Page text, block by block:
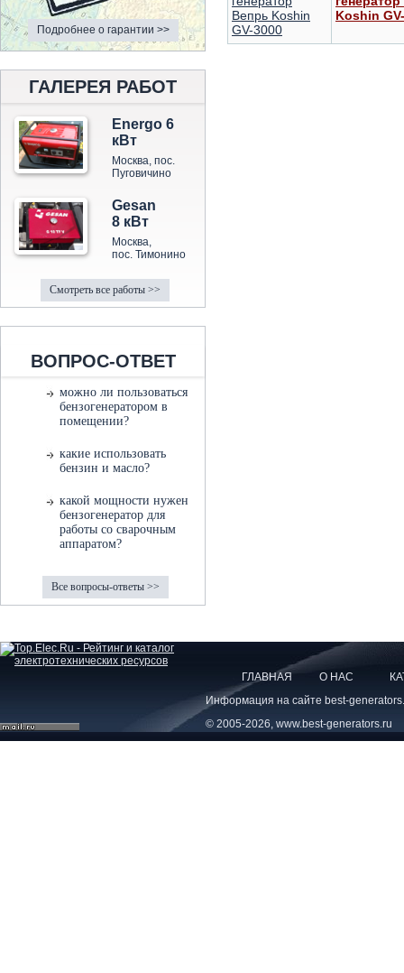
Подробнее о гарантии >>
ГАЛЕРЕЯ РАБОТ
Energo 6
кВт
Москва, пос.
Пуговичино
Gesan
8 кВт
Москва,
пос. Тимонино
Смотреть все работы >>
ВОПРОС-ОТВЕТ
можно ли пользоваться
бензогенератором в
помещении?
какие использовать
бензин и масло?
какой мощности нужен
бензогенератор для
работы со сварочным
аппаратом?
Все вопросы-ответы >>
Koshin
ГЛАВНАЯ О НАС
Информация на сайте best-
© 2005-2026, www.best-generators.ru